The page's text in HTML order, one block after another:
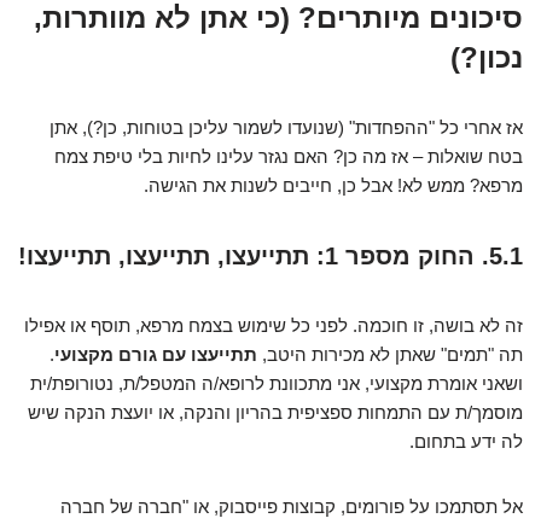
סיכונים מיותרים? (כי אתן לא מוותרות,
נכון?)
אז אחרי כל "ההפחדות" (שנועדו לשמור עליכן בטוחות, כן?), אתן
בטח שואלות – אז מה כן? האם נגזר עלינו לחיות בלי טיפת צמח
מרפא? ממש לא! אבל כן, חייבים לשנות את הגישה.
5.1. החוק מספר 1: תתייעצו, תתייעצו, תתייעצו!
זה לא בושה, זו חוכמה. לפני כל שימוש בצמח מרפא, תוסף או אפילו
תה "תמים" שאתן לא מכירות היטב, תתייעצו עם גורם מקצועי.
ושאני אומרת מקצועי, אני מתכוונת לרופא/ה המטפל/ת, נטורופת/ית
מוסמך/ת עם התמחות ספציפית בהריון והנקה, או יועצת הנקה שיש
לה ידע בתחום.
אל תסתמכו על פורומים, קבוצות פייסבוק, או "חברה של חברה